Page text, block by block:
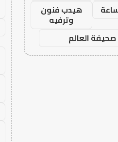
هيدب فنون
وترفيه
صحيفة العالم